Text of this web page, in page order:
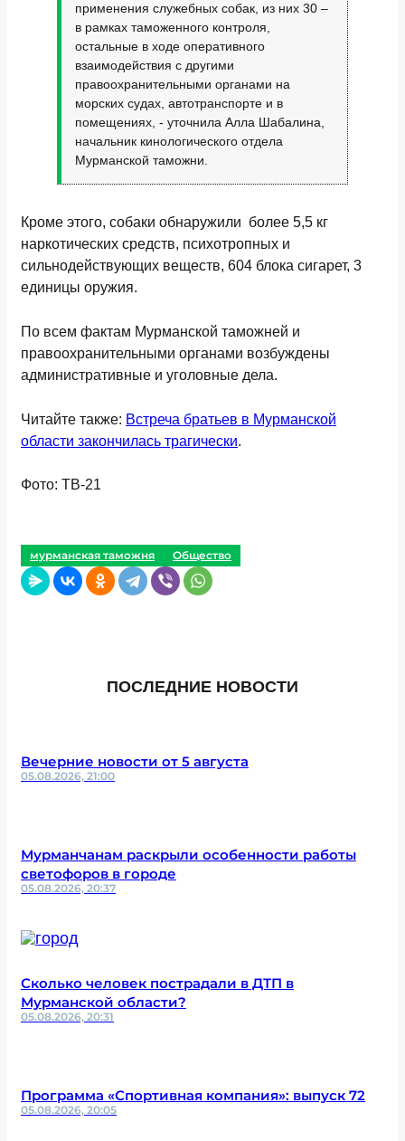
применения служебных собак, из них 30 –
в рамках таможенного контроля,
остальные в ходе оперативного
взаимодействия с другими
правоохранительными органами на
морских судах, автотранспорте и в
помещениях, - уточнила Алла Шабалина,
начальник кинологического отдела
Мурманской таможни.
Кроме этого, собаки обнаружили более 5,5 кг
наркотических средств, психотропных и
сильнодействующих веществ, 604 блока сигарет, 3
единицы оружия.
По всем фактам Мурманской таможней и
правоохранительными органами возбуждены
административные и уголовные дела.
Читайте также: Встреча братьев в Мурманской
области закончилась трагически.
Фото: ТВ-21
мурманская таможня Общество
ПОСЛЕДНИЕ НОВОСТИ
Вечерние новости от 5 августа
05.08.2026, 21:00
Мурманчанам раскрыли особенности работы
светофоров в городе
05.08.2026, 20:37
Сколько человек пострадали в ДТП в
Мурманской области?
05.08.2026, 20:31
Программа «Спортивная компания»: выпуск 72
05.08.2026, 20:05